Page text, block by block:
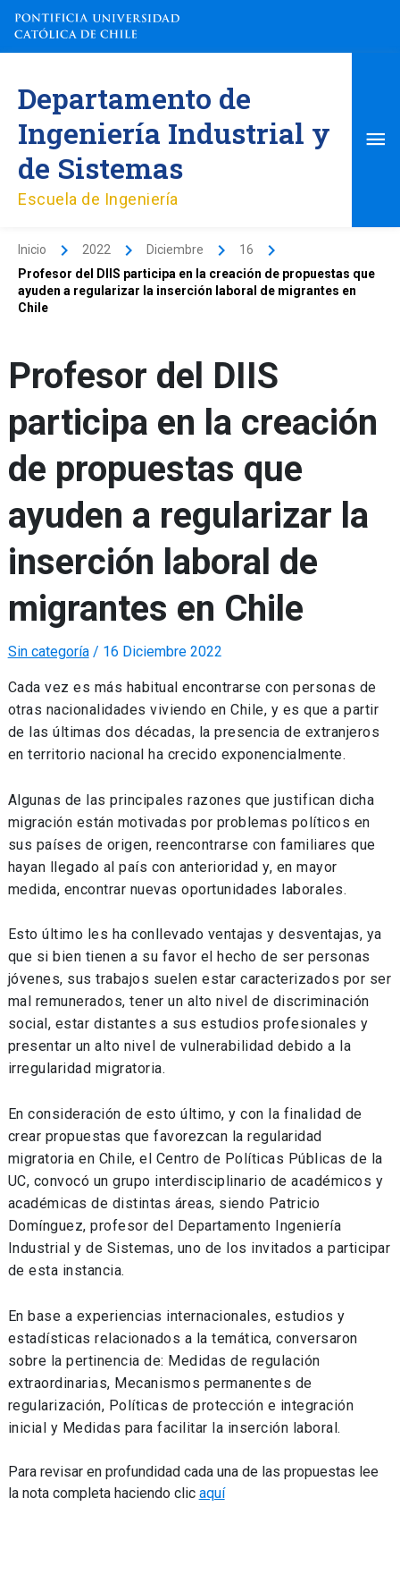
contenido
Departamento de
Ingeniería Industrial y
de Sistemas
Escuela de Ingeniería
Inicio 2022 Diciembre
16
Profesor del DIIS participa en la creación de propuestas que
ayuden a regularizar la inserción laboral de migrantes en
Chile
Profesor del DIIS
participa en la creación
de propuestas que
ayuden a regularizar la
inserción laboral de
migrantes en Chile
Sin categoría/ 16 Diciembre 2022
Cada vez es más habitual encontrarse con personas de
otras nacionalidades viviendo en Chile, y es que a partir
de las últimas dos décadas, la presencia de extranjeros
en territorio nacional ha crecido exponencialmente.
Algunas de las principales razones que justifican dicha
migración están motivadas por problemas políticos en
sus países de origen, reencontrarse con familiares que
hayan llegado al país con anterioridad y, en mayor
medida, encontrar nuevas oportunidades laborales.
Esto último les ha conllevado ventajas y desventajas, ya
que si bien tienen a su favor el hecho de ser personas
jóvenes, sus trabajos suelen estar caracterizados por ser
mal remunerados, tener un alto nivel de discriminación
social, estar distantes a sus estudios profesionales y
presentar un alto nivel de vulnerabilidad debido a la
irregularidad migratoria.
En consideración de esto último, y con la finalidad de
crear propuestas que favorezcan la regularidad
migratoria en Chile, el Centro de Políticas Públicas de la
UC, convocó un grupo interdisciplinario de académicos y
académicas de distintas áreas, siendo Patricio
Domínguez, profesor del Departamento Ingeniería
Industrial y de Sistemas, uno de los invitados a participar
de esta instancia.
En base a experiencias internacionales, estudios y
estadísticas relacionados a la temática, conversaron
sobre la pertinencia de: Medidas de regulación
extraordinarias, Mecanismos permanentes de
regularización, Políticas de protección e integración
inicial y Medidas para facilitar la inserción laboral.
Para revisar en profundidad cada una de las propuestas lee
la nota completa haciendo clic aquí